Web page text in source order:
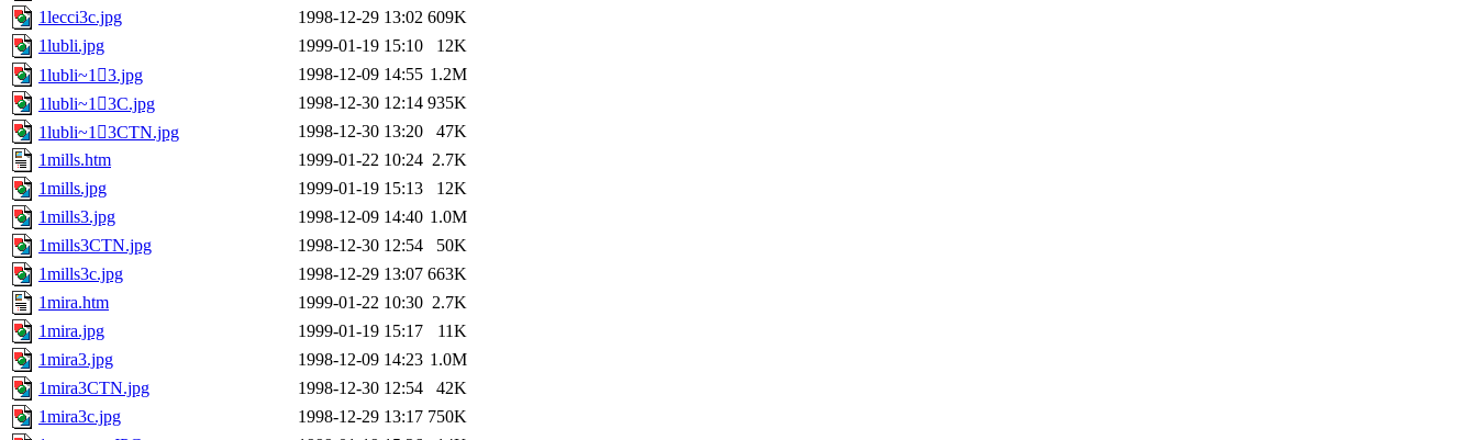
1lecci3c.jpg
1998-12-29 13:02 609K
1lubli.jpg
1999-01-19 15:10
12K
1lubli~13.jpg
1998-12-09 14:55 1.2M
1lubli~13C.jpg
1998-12-30 12:14 935K
1lubli~13CTN.jpg
1998-12-30 13:20
47K
1mills.htm
1999-01-22 10:24 2.7K
1mills.jpg
1999-01-19 15:13
12K
1mills3.jpg
1998-12-09 14:40 1.0M
1mills3CTN.jpg
1998-12-30 12:54
50K
1mills3c.jpg
1998-12-29 13:07 663K
1mira.htm
1999-01-22 10:30 2.7K
1mira.jpg
1999-01-19 15:17
11K
1mira3.jpg
1998-12-09 14:23 1.0M
1mira3CTN.jpg
1998-12-30 12:54
42K
1mira3c.jpg
1998-12-29 13:17 750K